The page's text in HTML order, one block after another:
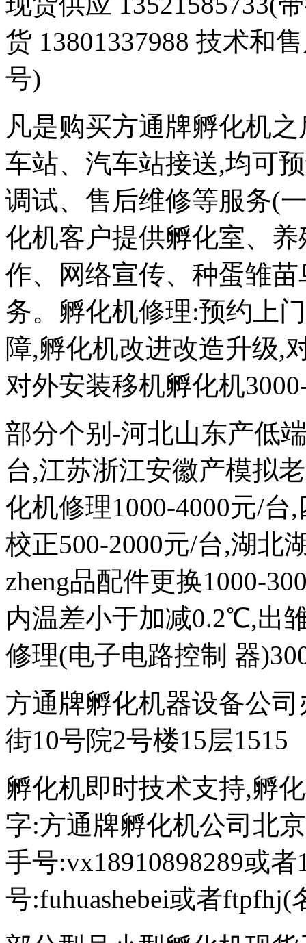
货 13801337988 技术和
号)
凡是购买方通牌孵化机
车站、汽车站接送,均可
调试、售后维修等服务(
化机客户提供孵化室、
作、网络宣传、种蛋雏
务。孵化机修理:预约上
障,孵化机改进改造升级,
对外安装移机孵化机
部分个别-河北山东产低
台,江苏浙江安徽产模拟
化机修理1000-4000元/
校正500-2000元/台,湖北
zheng品配件更换1000-
内温差小于加减0.2℃,出
修理(电子电路控制 器
方通牌孵化机器设备公
街10号院2号楼15层1515
孵化机即时技术支持,孵
字:方通牌孵化机公司北
手号:vx18910898289或
号:fuhuashebei或者